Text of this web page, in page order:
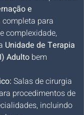
e
completa para
complexidade,
Unidade de Terapia
Adulto bem
Salas de cirurgia
procedimentos de
incluindo